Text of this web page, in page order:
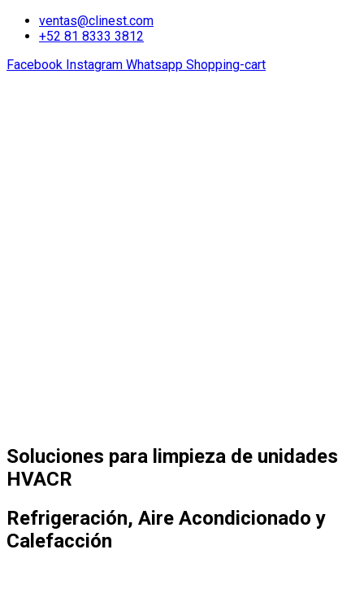
ventas@clinest.com
+52 81 8333 3812
Facebook Instagram Whatsapp Shopping-cart
Soluciones para limpieza de unidades
HVACR
Refrigeración, Aire Acondicionado y
Calefacción